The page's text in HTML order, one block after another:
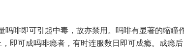
吗啡即可引起中毒，故亦禁用。吗啡有显著的缩瞳
即可成吗啡瘾者，有时连服数日即可成瘾。成瘾